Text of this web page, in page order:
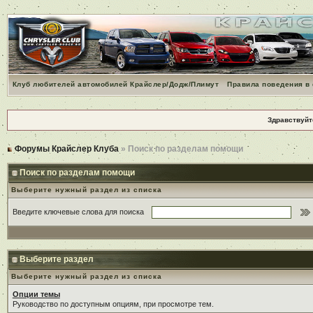
Клуб любителей автомобилей Крайслер/Додж/Плимут Правила поведения
Форумы Крайслер Клуба » Поиск по разделам помощи
Поиск по разделам помощи
Выберите нужный раздел из списка
Введите ключевые слова для поиска
Выберите раздел
Выберите нужный раздел из списка
Опции темы
Руководство по доступным опциям, при просмотре тем.